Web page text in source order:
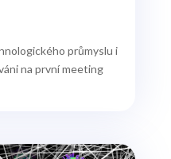
průmyslu i
na první meeting